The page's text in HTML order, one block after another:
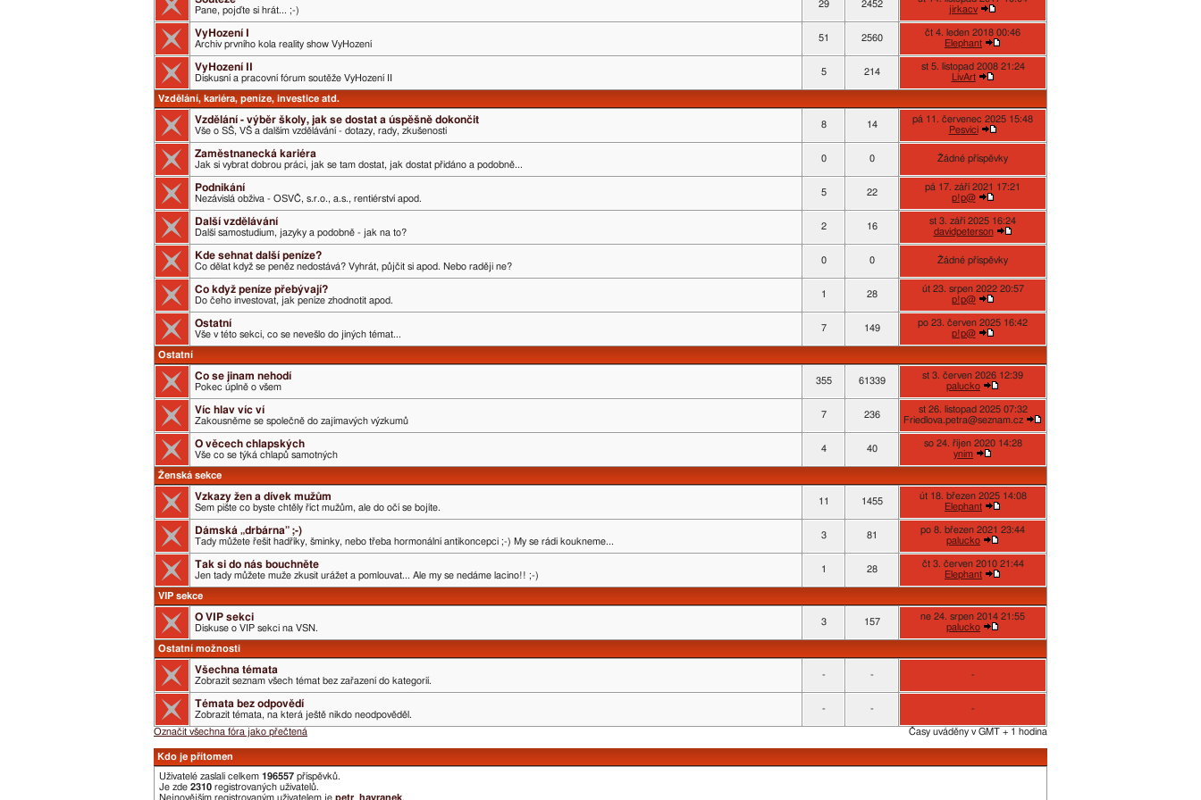
Pane, pojďte si hrát... ;-)
29 2452
jirkacv
VyHození I
Archiv prvního kola reality show VyHození
51 2560
čt 4. leden 2018 00:46
Elephant
VyHození II
Diskusní a pracovní fórum soutěže VyHození II
5 214
st 5. listopad 2008 21:24
LivArt
Vzdělání, kariéra, peníze, investice atd.
Vzdělání - výběr školy, jak se dostat a úspěšně dokončit
Vše o SŠ, VŠ a dalším vzdělávání - dotazy, rady, zkušenosti
8 14
pá 11. červenec 2025 15:48
Pesvici
Zaměstnanecká kariéra
Jak si vybrat dobrou práci, jak se tam dostat, jak dostat přidáno a podobně...
0 0 Žádné příspěvky
Podnikání
Nezávislá obživa - OSVČ, s.r.o., a.s., rentiérství apod.
5 22
pá 17. září 2021 17:21
p!p@
Další vzdělávání
Další samostudium, jazyky a podobně - jak na to?
2 16
st 3. září 2025 16:24
davidpeterson
Kde sehnat další peníze?
Co dělat když se peněz nedostává? Vyhrát, půjčit si apod. Nebo raději ne?
0 0 Žádné příspěvky
Co když peníze přebývají?
Do čeho investovat, jak peníze zhodnotit apod.
1 28
út 23. srpen 2022 20:57
p!p@
Ostatní
Vše v této sekci, co se nevešlo do jiných témat...
7 149
po 23. červen 2025 16:42
p!p@
Ostatní
Co se jinam nehodí
Pokec úplně o všem
355 61339
st 3. červen 2026 12:39
palucko
Víc hlav víc ví
Zakousněme se společně do zajímavých výzkumů
7 236
st 26. listopad 2025 07:32
Friedlova.petra@seznam.cz
O věcech chlapských
Vše co se týká chlapů samotných
4 40
so 24. říjen 2020 14:28
ynim
Ženská sekce
Vzkazy žen a dívek mužům
Sem pište co byste chtěly říct mužům, ale do očí se bojíte.
11 1455
út 18. březen 2025 14:08
Elephant
Dámská „drbárna” ;-)
Tady můžete řešit hadříky, šminky, nebo třeba hormonální antikoncepci ;-) My se rádi koukneme...
3 81
po 8. březen 2021 23:44
palucko
Tak si do nás bouchněte
Jen tady můžete muže zkusit urážet a pomlouvat... Ale my se nedáme lacino!! ;-)
1 28
čt 3. červen 2010 21:44
Elephant
VIP sekce
O VIP sekci
Diskuse o VIP sekci na VSN.
3 157
ne 24. srpen 2014 21:55
palucko
Ostatní možnosti
Všechna témata
Zobrazit seznam všech témat bez zařazení do kategorií.
- - -
Témata bez odpovědí
Zobrazit témata, na která ještě nikdo neodpověděl.
- - -
Časy uváděny v GMT + 1 hodina
Označit všechna fóra jako přečtená
Kdo je přítomen
Uživatelé zaslali celkem 196557 příspěvků.
Je zde 2310 registrovaných uživatelů.
Nejnovějším registrovaným uživatelem je petr_havranek.